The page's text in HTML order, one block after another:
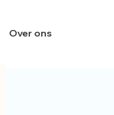
Over ons